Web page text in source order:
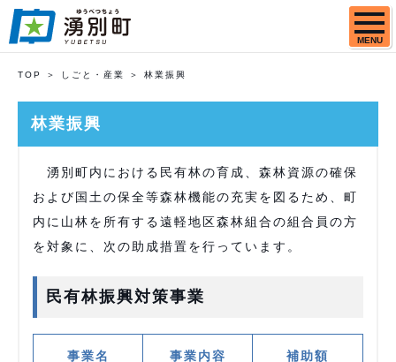
MENU
TOP しごと・産業 林業振興
林業振興
湧別町内における民有林の育成、森林資源の確保
および国土の保全等森林機能の充実を図るため、町
内に山林を所有する遠軽地区森林組合の組合員の方
を対象に、次の助成措置を行っています。
民有林振興対策事業
事業名 事業内容 補助額